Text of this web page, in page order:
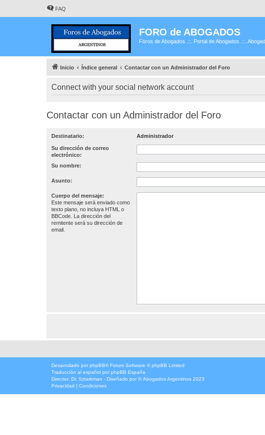
FAQ
FORO de ABOGADOS
Foros de Abogados .::. Portal de Abogados .::.
Inicio Índice general Contactar con un Administrador del Foro
Connect with your social network account
Contactar con un Administrador del Foro
Destinatario: Administrador
Su dirección de correo
electrónico:
Su nombre:
Asunto:
Cuerpo del mensaje:
Este mensaje será enviado como
texto plano, no incluya HTML o
BBCode. La dirección del
remitente será su dirección de
email.
Desarrollado por phpBB® Forum Software © phpBB Limited
Traducción al español por phpBB España
Director: Dr. Sztarkman - Diseñado por ©Abogados Argentinos 2023
Privacidad | Condiciones